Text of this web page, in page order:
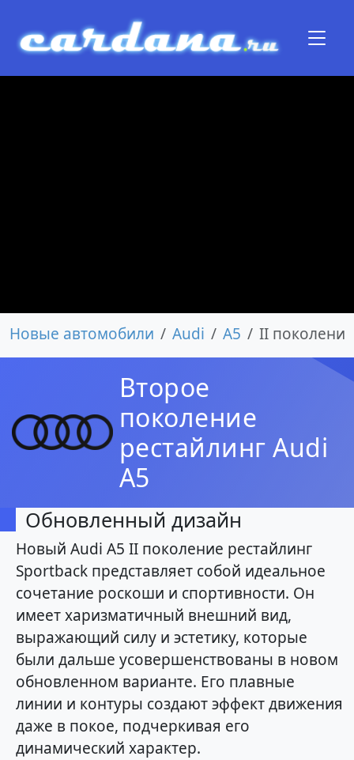
Новые автомобили Audi A5 II
Второе
поколение
рестайлинг Audi
A5
Обновленный дизайн
Новый Audi A5 II поколение рестайлинг
Sportback представляет собой идеальное
сочетание роскоши и спортивности. Он
имеет харизматичный внешний вид,
выражающий силу и эстетику, которые
были дальше усовершенствованы в новом
обновленном варианте. Его плавные
линии и контуры создают эффект движения
даже в покое, подчеркивая его
динамический характер.